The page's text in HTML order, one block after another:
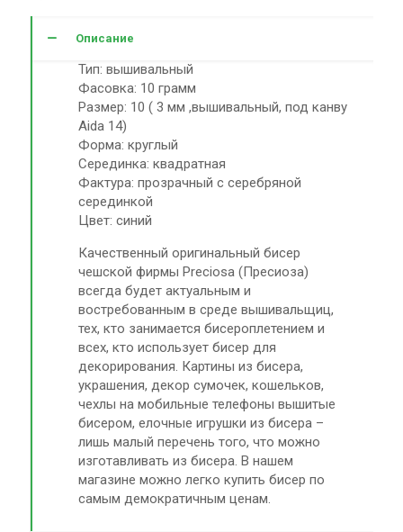
Описание
Тип: вышивальный
Фасовка: 10 грамм
Размер: 10 ( 3 мм ,вышивальный, под канву
Aida 14)
Форма: круглый
Серединка: квадратная
Фактура: прозрачный с серебряной
серединкой
Цвет: синий
Качественный оригинальный бисер
чешской фирмы Preciosa (Пресиоза)
всегда будет актуальным и
востребованным в среде вышивальщиц,
тех, кто занимается бисероплетением и
всех, кто использует бисер для
декорирования. Картины из бисера,
украшения, декор сумочек, кошельков,
чехлы на мобильные телефоны вышитые
бисером, елочные игрушки из бисера –
лишь малый перечень того, что можно
изготавливать из бисера. В нашем
магазине можно легко купить бисер по
самым демократичным ценам.